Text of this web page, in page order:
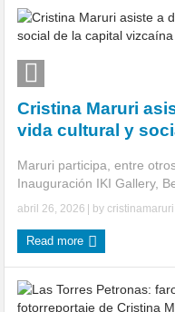
Cristina Maruri
vida cultural y
Maruri participa, entre
Inauguración IKI Gallery,
abril 26, 2026 | by
Read more